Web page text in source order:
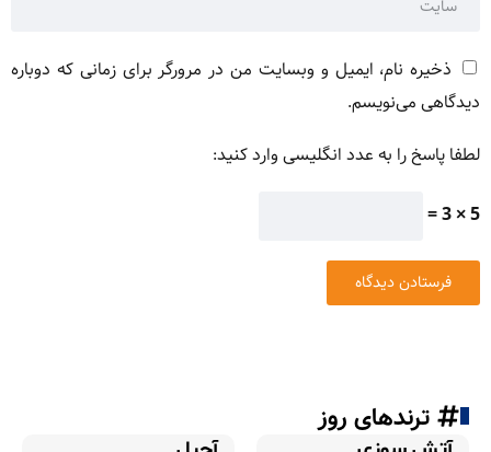
ذخیره نام، ایمیل و وبسایت من در مرورگر برای زمانی که دوباره
دیدگاهی می‌نویسم.
لطفا پاسخ را به عدد انگلیسی وارد کنید:
5 × 3 =
ترندهای روز